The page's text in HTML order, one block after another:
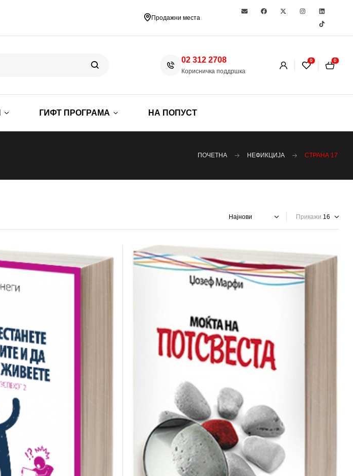
Продажни места
02 312 2708
Корисничка поддршка
0 0
ГИФТ ПРОГРАМА НА ПОПУСТ
ПОЧЕТНА НЕФИКЦИЈА СТРАНА 17
Прикажи